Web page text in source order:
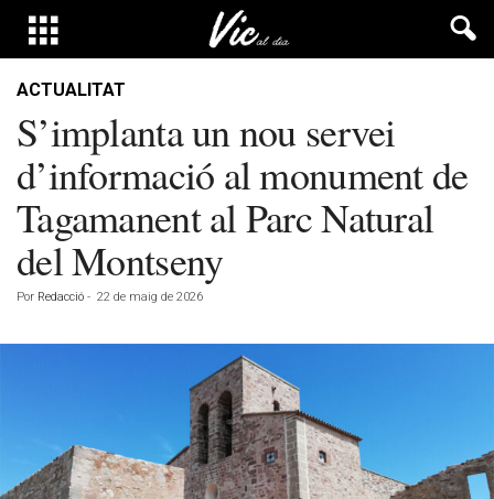
ACTUALITAT
S’implanta un nou servei
d’informació al monument de
Tagamanent al Parc Natural
del Montseny
Por Redacció - 22 de maig de 2026